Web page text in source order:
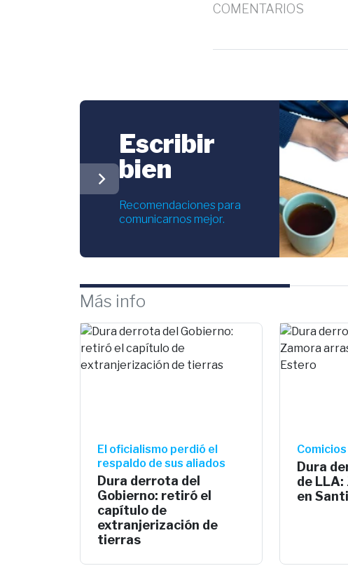
COMENTARIOS
chevron_right
Escribir
bien
Recomendaciones para
comunicarnos mejor.
Más info
El oficialismo perdió el
respaldo de sus aliados
Dura derrota del
Gobierno: retiró el
capítulo de
extranjerización de
tierras
Dura
de
en